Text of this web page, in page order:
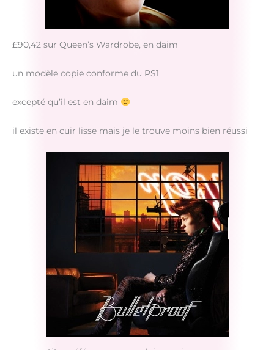
£90,42 sur Queen’s Wardrobe, en daim
un modèle copie conforme du PS1
excepté qu’il est en daim
il existe en cuir lisse mais je le trouve moins bien réussi